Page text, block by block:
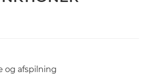
og afspilning